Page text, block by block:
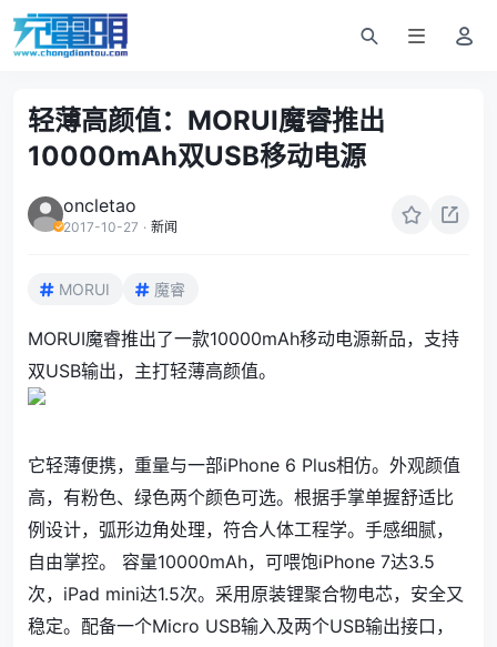
轻薄高颜值：MORUI魔睿推出
10000mAh双USB移动电源
oncletao
2017-10-27 · 新闻
MORUI 魔睿
MORUI魔睿推出了一款10000mAh移动电源新品，支持
双USB输出，主打轻薄高颜值。
它轻薄便携，重量与一部iPhone 6 Plus相仿。外观颜值
高，有粉色、绿色两个颜色可选。根据手掌单握舒适比
例设计，弧形边角处理，符合人体工程学。手感细腻，
自由掌控。 容量10000mAh，可喂饱iPhone 7达3.5
次，iPad mini达1.5次。采用原装锂聚合物电芯，安全又
稳定。配备一个Micro USB输入及两个USB输出接口，